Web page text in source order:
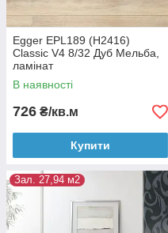
Egger EPL189 (H2416)
Classic V4 8/32 Дуб Мельба,
ламінат
В наявності
726 ₴/кв.м
Купити
Зал. 27,94 м2